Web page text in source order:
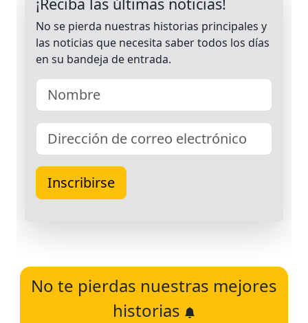
No te pierdas nuestras mejores
historias